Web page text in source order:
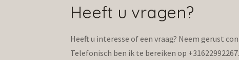
Heeft u vragen?
Heeft u interesse of een vraag? Neem gerust
Telefonisch ben ik te bereiken op +31622992267.